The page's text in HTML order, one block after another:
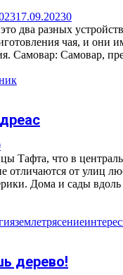
17.09.20230
два разных
чая, и они
Самовар: Самовар,
Тафта, что в
отличаются от улиц
Дома и сады
землетрясение
дерево!